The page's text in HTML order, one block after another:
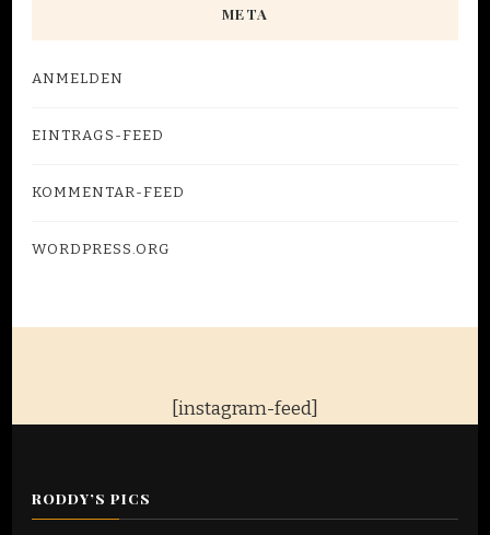
META
ANMELDEN
EINTRAGS-FEED
KOMMENTAR-FEED
WORDPRESS.ORG
[instagram-feed]
RODDY’S PICS